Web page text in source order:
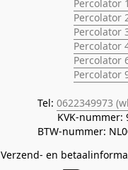
Percolator
Percolator
Percolator
Percolator
Percolator
Percolator
Tel: 0622349973
KVK-nummer:
BTW-nummer:
Verzend- en